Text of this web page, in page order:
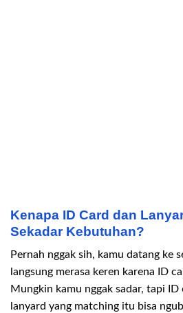
Kenapa ID Card dan
Sekadar Kebutuhan?
Pernah nggak sih, kamu datang ke
langsung merasa keren karena ID
Mungkin kamu nggak sadar, tapi ID
lanyard yang matching itu bisa